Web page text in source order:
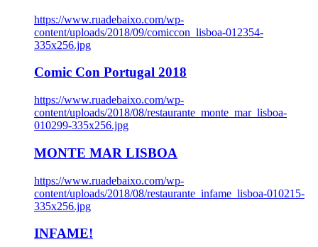
https://www.ruadebaixo.com/wp-
content/uploads/2018/09/comiccon_lisboa-012354-
335x256.jpg
Comic Con Portugal 2018
https://www.ruadebaixo.com/wp-
content/uploads/2018/08/restaurante_monte_mar_lisboa-
010299-335x256.jpg
MONTE MAR LISBOA
https://www.ruadebaixo.com/wp-
content/uploads/2018/08/restaurante_infame_lisboa-010215-
335x256.jpg
INFAME!